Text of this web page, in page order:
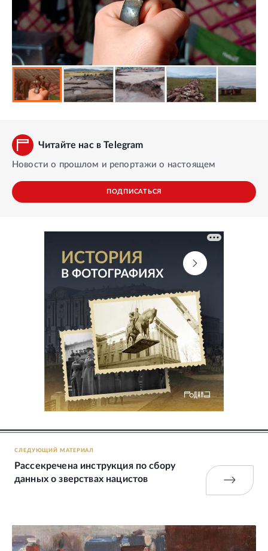
Читайте нас в Telegram
Новости о прошлом и репортажи о настоящем
ПОДПИСАТЬСЯ
СЛЕДУЮЩИЙ МАТЕРИАЛ
Рассекречена инструкция по сбору
данных о зверствах нацистов